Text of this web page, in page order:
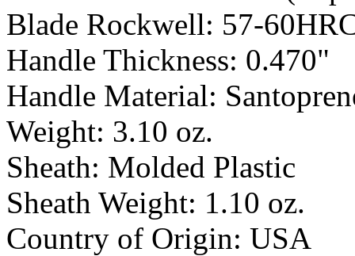
Blade Rockwell: 57-
Handle Thickness: 0.470"
Handle Material:
Weight: 3.10 oz.
Sheath: Molded Plastic
Sheath Weight: 1.10 oz.
Country of Origin: USA